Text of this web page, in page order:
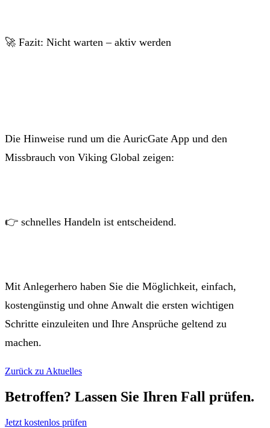
🚀 Fazit: Nicht warten – aktiv werden
Die Hinweise rund um die AuricGate App und den
Missbrauch von Viking Global zeigen:
👉 schnelles Handeln ist entscheidend.
Mit Anlegerhero haben Sie die Möglichkeit, einfach,
kostengünstig und ohne Anwalt die ersten wichtigen
Schritte einzuleiten und Ihre Ansprüche geltend zu
machen.
Zurück zu Aktuelles
Betroffen? Lassen Sie Ihren Fall prüfen.
Jetzt kostenlos prüfen